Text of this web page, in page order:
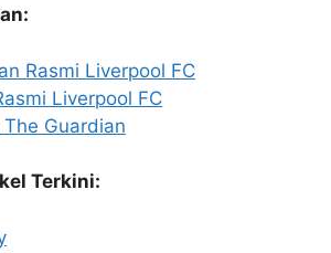
Rasmi Liverpool FC
Liverpool FC
Guardian
Terkini: